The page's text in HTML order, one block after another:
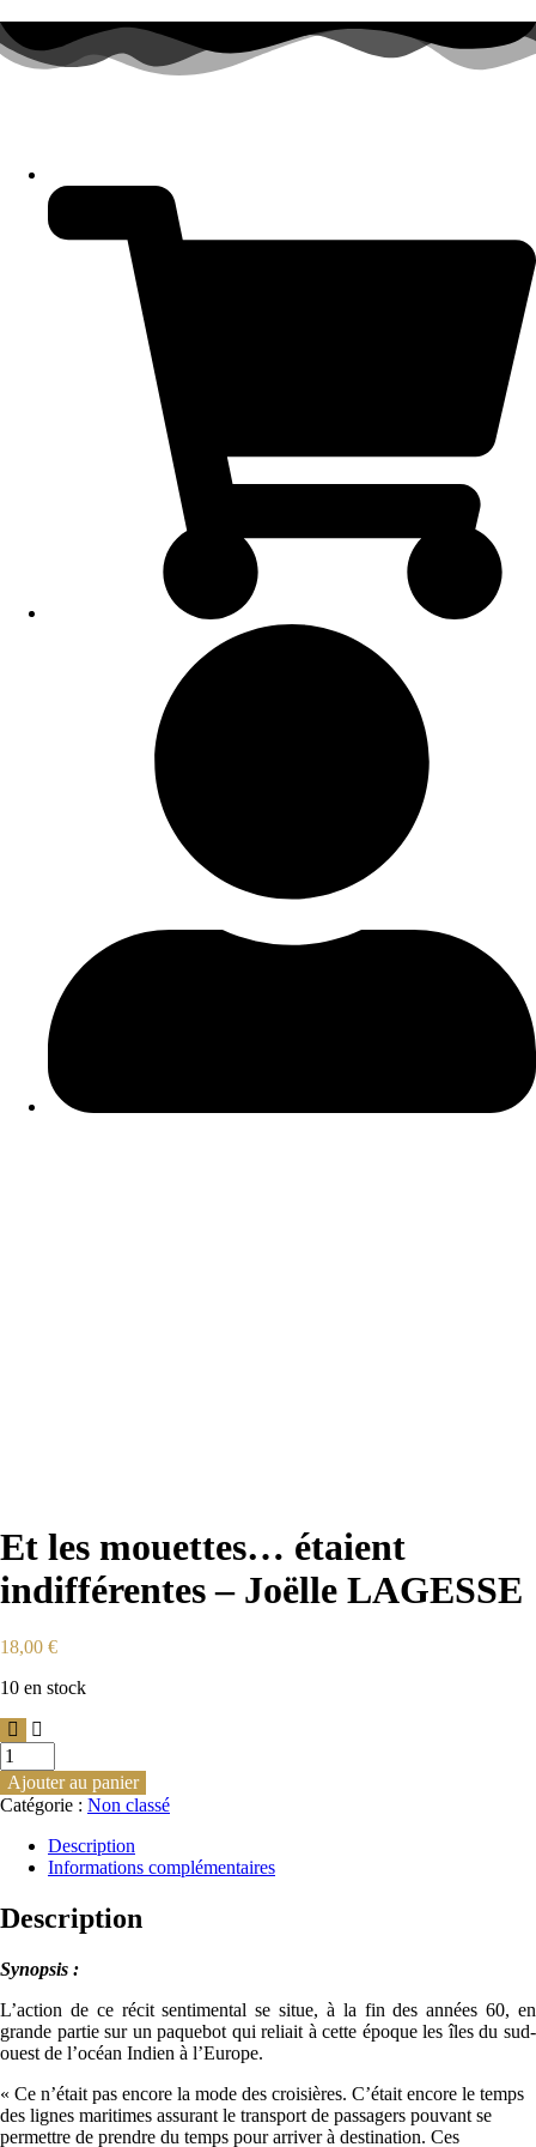
Et les mouettes… étaient
indifférentes – Joëlle LAGESSE
18,00 €
10 en stock
Ajouter au panier
Catégorie : Non classé
Description
Informations complémentaires
Description
Synopsis :
L’action de ce récit sentimental se situe, à la fin des années 60, en
grande partie sur un paquebot qui reliait à cette époque les îles du sud-
ouest de l’océan Indien à l’Europe.
« Ce n’était pas encore la mode des croisières. C’était encore le temps
des lignes maritimes assurant le transport de passagers pouvant se
permettre de prendre du temps pour arriver à destination. Ces